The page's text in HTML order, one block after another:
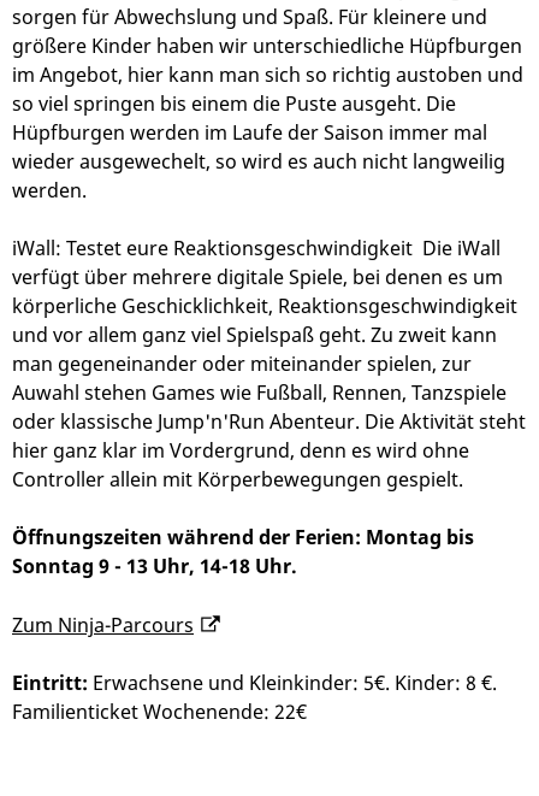
sorgen für Abwechslung und Spaß. Für kleinere und
größere Kinder haben wir unterschiedliche Hüpfburgen
im Angebot, hier kann man sich so richtig austoben und
so viel springen bis einem die Puste ausgeht. Die
Hüpfburgen werden im Laufe der Saison immer mal
wieder ausgewechelt, so wird es auch nicht langweilig
werden.
iWall: Testet eure Reaktionsgeschwindigkeit Die iWall
verfügt über mehrere digitale Spiele, bei denen es um
körperliche Geschicklichkeit, Reaktionsgeschwindigkeit
und vor allem ganz viel Spielspaß geht. Zu zweit kann
man gegeneinander oder miteinander spielen, zur
Auwahl stehen Games wie Fußball, Rennen, Tanzspiele
oder klassische Jump'n'Run Abenteur. Die Aktivität steht
hier ganz klar im Vordergrund, denn es wird ohne
Controller allein mit Körperbewegungen gespielt.
Öffnungszeiten während der Ferien: Montag bis
Sonntag 9 - 13 Uhr, 14-18 Uhr.
Zum Ninja-Parcours
Eintritt: Erwachsene und Kleinkinder: 5€. Kinder: 8 €.
Familienticket Wochenende: 22€